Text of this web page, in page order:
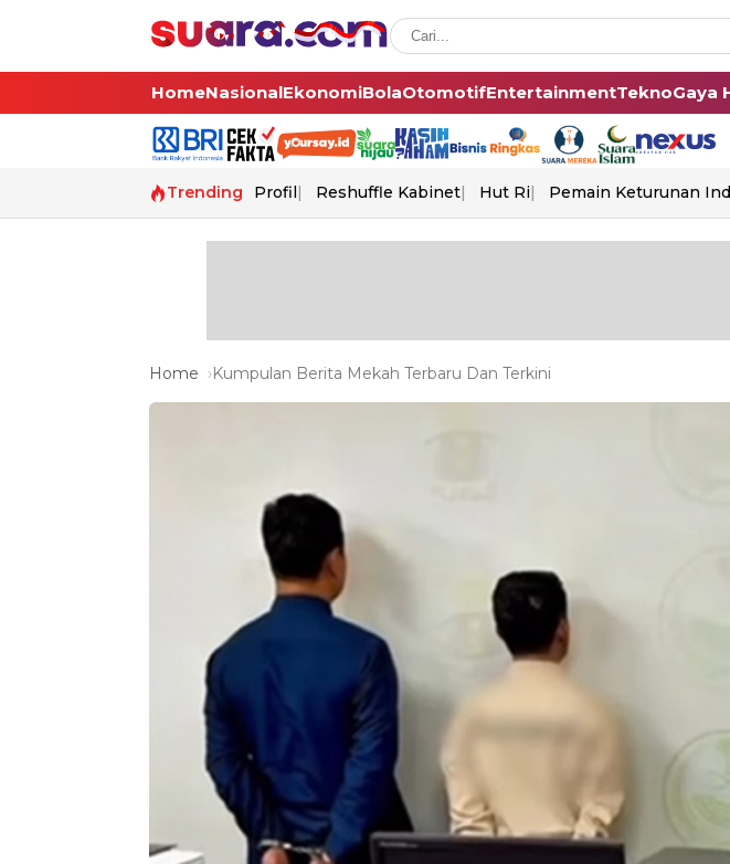
HomeNasionalEkonomiBolaOtomotifEntertainmentTeknoGaya
Trending Profil Reshuffle Kabinet Hut Ri Pemain Keturunan
Home Kumpulan Berita Mekah Terbaru Dan Terkini